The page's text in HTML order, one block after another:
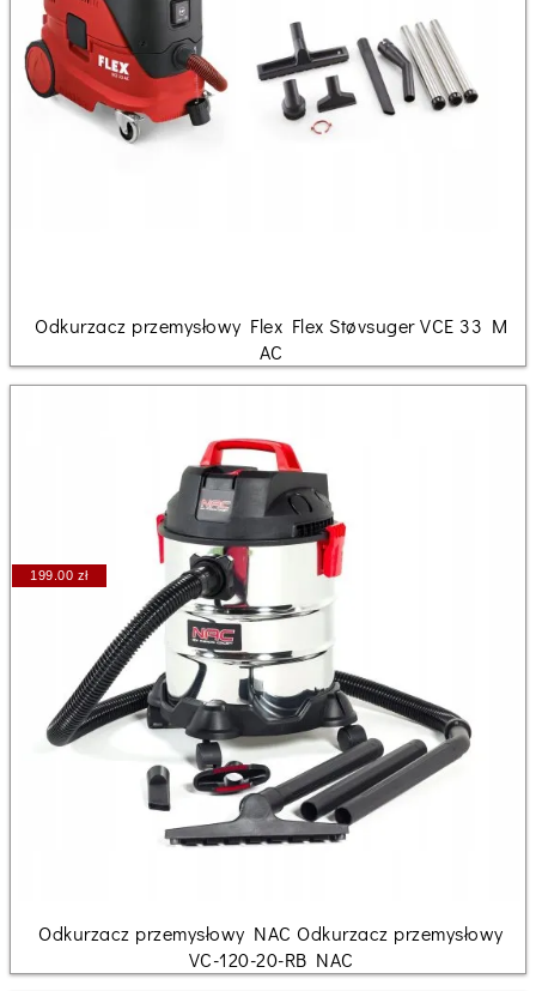
Odkurzacz przemysłowy Flex Flex Støvsuger VCE 33 M
AC
199.00 zł
Odkurzacz przemysłowy NAC Odkurzacz przemysłowy
VC-120-20-RB NAC